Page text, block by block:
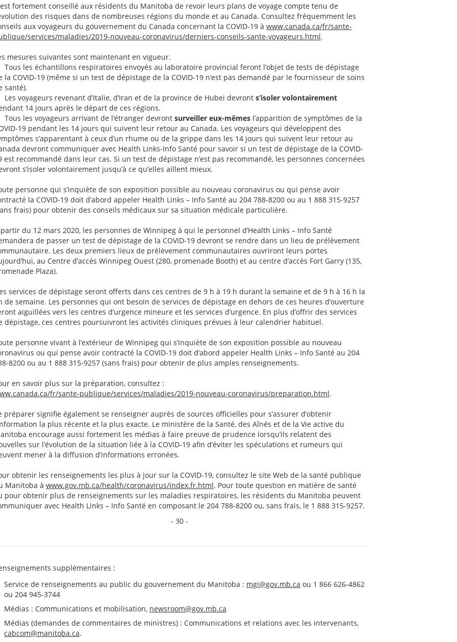
fortement conseillé aux résidents du Manitoba de revoir leurs plans de voyage compte tenu de
des risques dans de nombreuses régions du monde et au Canada. Consultez fréquemment les
aux voyageurs du gouvernement du Canada concernant la COVID-19 à www.canada.ca/fr/sante-
services/maladies/2019-nouveau-coronavirus/derniers-conseils-sante-voyageurs.html.
mesures suivantes sont maintenant en vigueur.
les échantillons respiratoires envoyés au laboratoire provincial feront l’objet de tests de dépistage
la COVID-19 (même si un test de dépistage de la COVID-19 n’est pas demandé par le fournisseur de soins
santé).
voyageurs revenant d’Italie, d’Iran et de la province de Hubei devront s’isoler volontairement
14 jours après le départ de ces régions.
les voyageurs arrivant de l’étranger devront surveiller eux-mêmes l’apparition de symptômes de la
19 pendant les 14 jours qui suivent leur retour au Canada. Les voyageurs qui développent des
s’apparentant à ceux d’un rhume ou de la grippe dans les 14 jours qui suivent leur retour au
devront communiquer avec Health Links-Info Santé pour savoir si un test de dépistage de la COVID-
est recommandé dans leur cas. Si un test de dépistage n’est pas recommandé, les personnes concernées
s’isoler volontairement jusqu’à ce qu’elles aillent mieux.
personne qui s’inquiète de son exposition possible au nouveau coronavirus ou qui pense avoir
la COVID-19 doit d’abord appeler Health Links – Info Santé au 204 788-8200 ou au 1 888 315-9257
frais) pour obtenir des conseils médicaux sur sa situation médicale particulière.
du 12 mars 2020, les personnes de Winnipeg à qui le personnel d’Health Links – Info Santé
de passer un test de dépistage de la COVID-19 devront se rendre dans un lieu de prélèvement
Les deux premiers lieux de prélèvement communautaires ouvriront leurs portes
au Centre d’accès Winnipeg Ouest (280, promenade Booth) et au centre d’accès Fort Garry (135,
Plaza).
services de dépistage seront offerts dans ces centres de 9 h à 19 h durant la semaine et de 9 h à 16 h la
de semaine. Les personnes qui ont besoin de services de dépistage en dehors de ces heures d’ouverture
aiguillées vers les centres d’urgence mineure et les services d’urgence. En plus d’offrir des services
dépistage, ces centres poursuivront les activités cliniques prévues à leur calendrier habituel.
personne vivant à l’extérieur de Winnipeg qui s’inquiète de son exposition possible au nouveau
ou qui pense avoir contracté la COVID-19 doit d’abord appeler Health Links – Info Santé au 204
8200 ou au 1 888 315-9257 (sans frais) pour obtenir de plus amples renseignements.
en savoir plus sur la préparation, consultez :
fr/sante-publique/services/maladies/2019-nouveau-coronavirus/preparation.html.
préparer signifie également se renseigner auprès de sources officielles pour s’assurer d’obtenir
la plus récente et la plus exacte. Le ministère de la Santé, des Aînés et de la Vie active du
encourage aussi fortement les médias à faire preuve de prudence lorsqu’ils relatent des
sur l’évolution de la situation liée à la COVID-19 afin d’éviter les spéculations et rumeurs qui
mener à la diffusion d’informations erronées.
obtenir les renseignements les plus à jour sur la COVID-19, consultez le site Web de la santé publique
Manitoba à www.gov.mb.ca/health/coronavirus/index.fr.html. Pour toute question en matière de santé
pour obtenir plus de renseignements sur les maladies respiratoires, les résidents du Manitoba peuvent
avec Health Links – Info Santé en composant le 204 788-8200 ou, sans frais, le 1 888 315-9257.
- 30 -
supplémentaires :
Service de renseignements au public du gouvernement du Manitoba : mgi@gov.mb.ca ou 1 866 626-4862
ou 204 945-3744
Médias : Communications et mobilisation, newsroom@gov.mb.ca
Médias (demandes de commentaires de ministres) : Communications et relations avec les intervenants,
cabcom@manitoba.ca.